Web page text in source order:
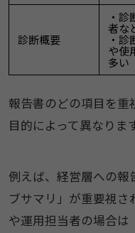
診断概要
・
者な
・
や使
多い
報告書のどの項目を重
目的によって異なります
例えば、経営層への報
ブサマリ」が重要視
や運用担当者の場合